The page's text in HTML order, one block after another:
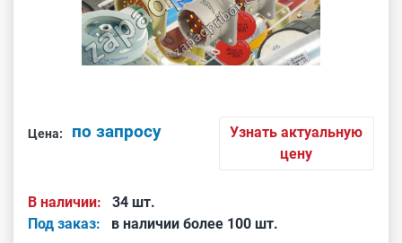
Цена: по запросу
Узнать актуальную
цену
В наличии:
34 шт.
Под заказ:
в наличии более 100 шт.